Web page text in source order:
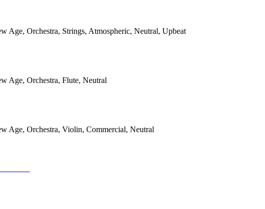
Age, Orchestra, Strings, Atmospheric, Neutral, Upbeat
Age, Orchestra, Flute, Neutral
Age, Orchestra, Violin, Commercial, Neutral